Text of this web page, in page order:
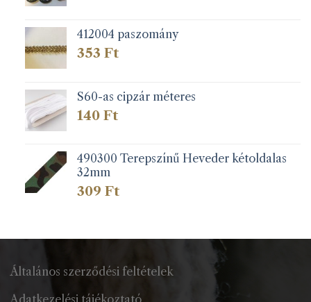
412004 paszomány
353 Ft
S60-as cipzár méteres
140 Ft
490300 Terepszínű Heveder kétoldalas
32mm
309 Ft
Általános szerződési feltételek
Adatkezelési tájékoztató